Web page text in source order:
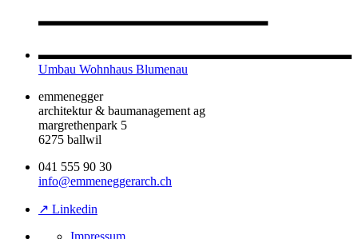
Umbau Wohnhaus Blumenau
emmenegger
architektur & baumanagement ag
margrethenpark 5
6275 ballwil
041 555 90 30
info@emmeneggerarch.ch
↗ Linkedin
Impressum